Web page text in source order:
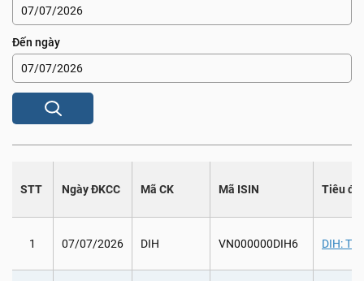
Đến ngày
STT Ngày ĐKCC Mã CK Mã ISIN Tiêu đề
1 07/07/2026 DIH VN000000DIH6 DIH: